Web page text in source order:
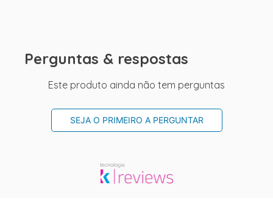
Perguntas & respostas
Este produto ainda não tem perguntas
SEJA O PRIMEIRO A PERGUNTAR